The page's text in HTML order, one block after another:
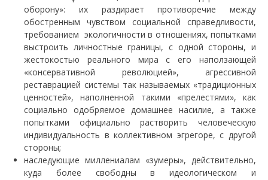
оборону»: их раздирает противоречие между
обостренным чувством социальной справедливости,
требованием экологичности в отношениях, попытками
выстроить личностные границы, с одной стороны, и
жестокостью реального мира с его наползающей
«консервативной революцией», агрессивной
реставрацией системы так называемых «традиционных
ценностей», наполненной такими «прелестями», как
социально одобряемое домашнее насилие, а также
попытками официально растворить человеческую
индивидуальность в коллективном эгрегоре, с другой
стороны;
наследующие миллениалам «зумеры», действительно,
куда более свободны в идеологическом и